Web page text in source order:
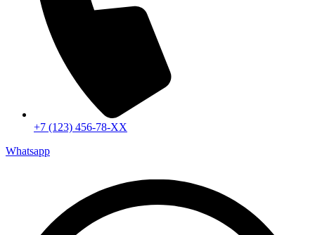
+7 (123) 456-78-ХХ
Whatsapp